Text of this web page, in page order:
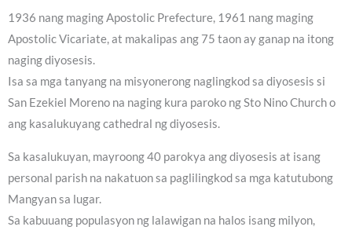
1936 nang maging Apostolic Prefecture, 1961 nang maging
Apostolic Vicariate, at makalipas ang 75 taon ay ganap na itong
naging diyosesis.
Isa sa mga tanyang na misyonerong naglingkod sa diyosesis si
San Ezekiel Moreno na naging kura paroko ng Sto Nino Church o
ang kasalukuyang cathedral ng diyosesis.
Sa kasalukuyan, mayroong 40 parokya ang diyosesis at isang
personal parish na nakatuon sa paglilingkod sa mga katutubong
Mangyan sa lugar.
Sa kabuuang populasyon ng lalawigan na halos isang milyon,